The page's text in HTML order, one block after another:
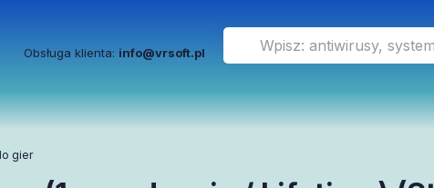
Obsługa klienta: info@vrsoft.pl
gier